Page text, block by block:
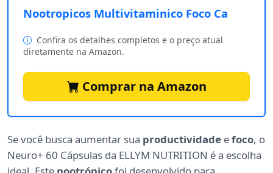
Nootropicos Multivitaminico Foco Ca
Confira os detalhes completos e o preço atual
diretamente na Amazon.
Comprar na Amazon
Se você busca aumentar sua productividade efoco, o
Neuro+ 60 Cápsulas da ELLYM NUTRITION é a escolha